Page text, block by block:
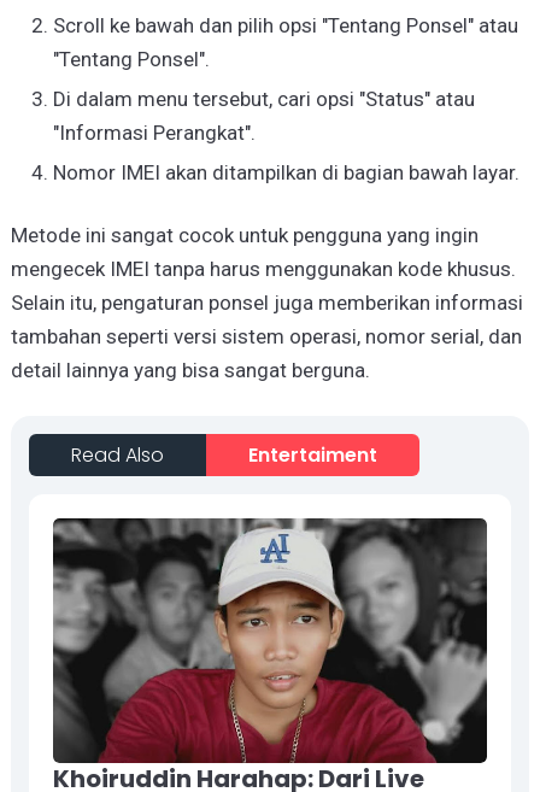
Scroll ke bawah dan pilih opsi "Tentang Ponsel" atau
"Tentang Ponsel".
Di dalam menu tersebut, cari opsi "Status" atau
"Informasi Perangkat".
Nomor IMEI akan ditampilkan di bagian bawah layar.
Metode ini sangat cocok untuk pengguna yang ingin
mengecek IMEI tanpa harus menggunakan kode khusus.
Selain itu, pengaturan ponsel juga memberikan informasi
tambahan seperti versi sistem operasi, nomor serial, dan
detail lainnya yang bisa sangat berguna.
Read Also Entertaiment
Khoiruddin Harahap: Dari Live